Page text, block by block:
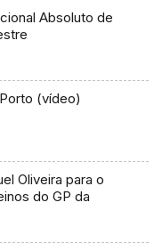
Absoluto de
(vídeo)
Oliveira para o
do GP da